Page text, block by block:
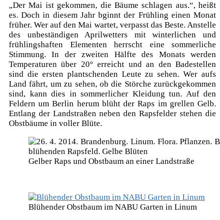
„Der Mai ist gekommen, die Bäume schlagen aus.“, heißt
es. Doch in diesem Jahr bginnt der Frühling einen Monat
früher. Wer auf den Mai wartet, verpasst das Beste. Anstelle
des unbeständigen Aprilwetters mit winterlichen und
frühlingshaften Elementen herrscht eine sommerliche
Stimmung. In der zweiten Hälfte des Monats werden
Temperaturen über 20° erreicht und an den Badestellen
sind die ersten plantschenden Leute zu sehen. Wer aufs
Land fährt, um zu sehen, ob die Störche zurückgekommen
sind, kann dies in sommerlicher Kleidung tun. Auf den
Feldern um Berlin herum blüht der Raps im grellen Gelb.
Entlang der Landstraßen neben den Rapsfelder stehen die
Obstbäume in voller Blüte.
Gelber Raps und Obstbaum an einer Landstraße
Blühender Obstbaum im NABU Garten in Linum